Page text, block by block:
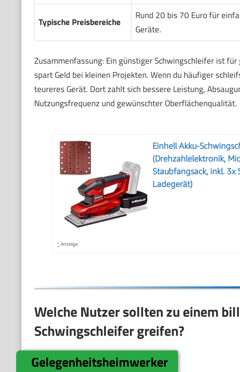
Typische Preisbereiche
Rund 20 bis 70 Euro für
Geräte.
Zusammenfassung: Ein günstiger Schwingschleifer ist
spart Geld bei kleinen Projekten. Wenn du häufiger
teureres Gerät. Dort zahlt sich bessere Leistung,
Nutzungsfrequenz und gewünschter Oberflächenqualität.
Einhell Akku-
(Drehzahlelektronik,
Staubfangsack, inkl. 3x
Ladegerät)
* Anzeige
Welche Nutzer sollten zu einem
Schwingschleifer greifen?
Gelegenheitsheimwerker